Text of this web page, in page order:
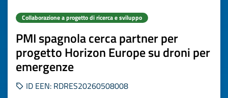
Collaborazione a progetto di ricerca e sviluppo
PMI spagnola cerca partner per
progetto Horizon Europe su droni per
emergenze
ID EEN: RDRES20260508008